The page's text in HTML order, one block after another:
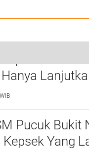
Regional Head
Pucuk Bukit
Yang